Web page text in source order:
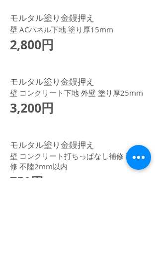
モルタル塗り金鏝押え
壁 ACパネル下地 塗り厚15mm
2,800円
モルタル塗り金鏝押え
壁 コンクリート下地 外壁 塗り厚25mm
3,200円
モルタル塗り金鏝押え
壁 コンクリート打ちっぱなし補修 部分補
修 不陸2mm以内
750円